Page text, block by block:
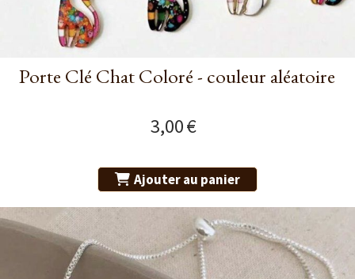
Porte Clé Chat Coloré - couleur aléatoire
3,00€
Ajouter au panier